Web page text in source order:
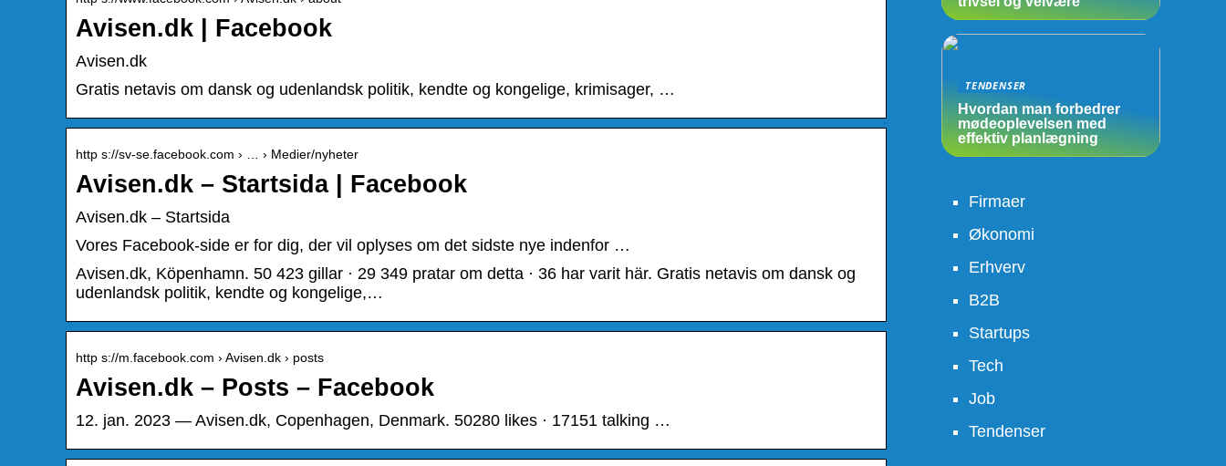
Avisen.dk | Facebook
Avisen.dk
Gratis netavis om dansk og udenlandsk politik, kendte og kongelige, krimisager, …
http s://sv-se.facebook.com › … › Medier/nyheter
Avisen.dk – Startsida | Facebook
Avisen.dk – Startsida
Vores Facebook-side er for dig, der vil oplyses om det sidste nye indenfor …
Avisen.dk, Köpenhamn. 50 423 gillar · 29 349 pratar om detta · 36 har varit här. Gratis netavis om dansk og
udenlandsk politik, kendte og kongelige,…
http s://m.facebook.com › Avisen.dk › posts
Avisen.dk – Posts – Facebook
12. jan. 2023 — Avisen.dk, Copenhagen, Denmark. 50280 likes · 17151 talking …
TENDENSER
Hvordan man forbedrer
mødeoplevelsen med
effektiv planlægning
Firmaer
Økonomi
Erhverv
B2B
Startups
Tech
Job
Tendenser